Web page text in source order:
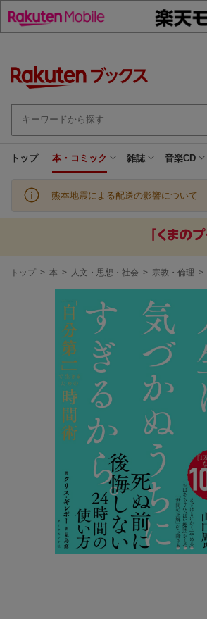
トップ 本・コミック 雑誌 音楽CD
熊本地震による配送の影響について
現
トップ > 本 > 人文・思想・社会 > 宗教・倫理 >